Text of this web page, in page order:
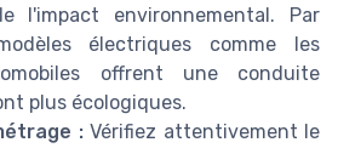
l'impact environnemental. Par
électriques comme les
offrent une conduite
plus écologiques.
:Vérifiez attentivement le